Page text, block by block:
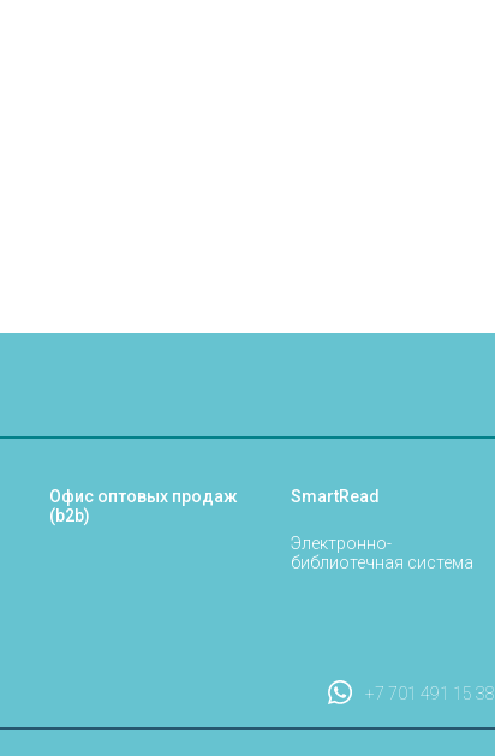
Офис оптовых продаж
(b2b)
SmartRead
Электронно-
библиотечная система
+7 701 491 15 38